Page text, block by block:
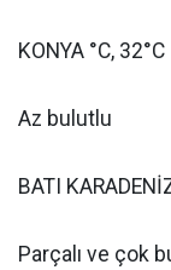
KONYA °C, 32°C
Az bulutlu
BATI
Parçalı ve çok